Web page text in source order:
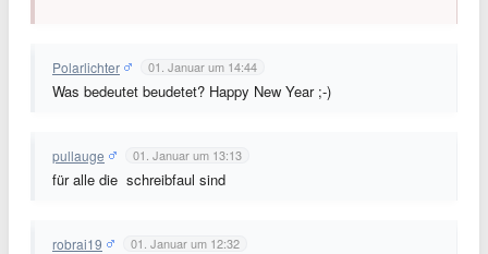
Polarlichter 01. Januar um 14:44
Was bedeutet beudetet? Happy New Year ;-)
pullauge 01. Januar um 13:13
für alle die schreibfaul sind
robrai19 01. Januar um 12:32